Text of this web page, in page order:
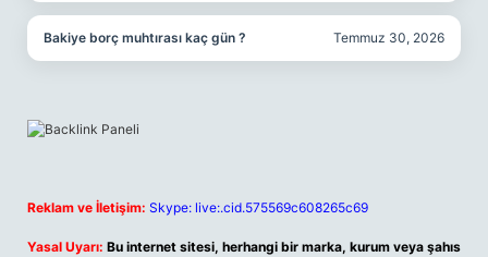
Bakiye borç muhtırası kaç gün ? Temmuz 30, 2026
Reklam ve İletişim: Skype: live:.cid.575569c608265c69
Yasal Uyarı: Bu internet sitesi, herhangi bir marka, kurum veya şahıs